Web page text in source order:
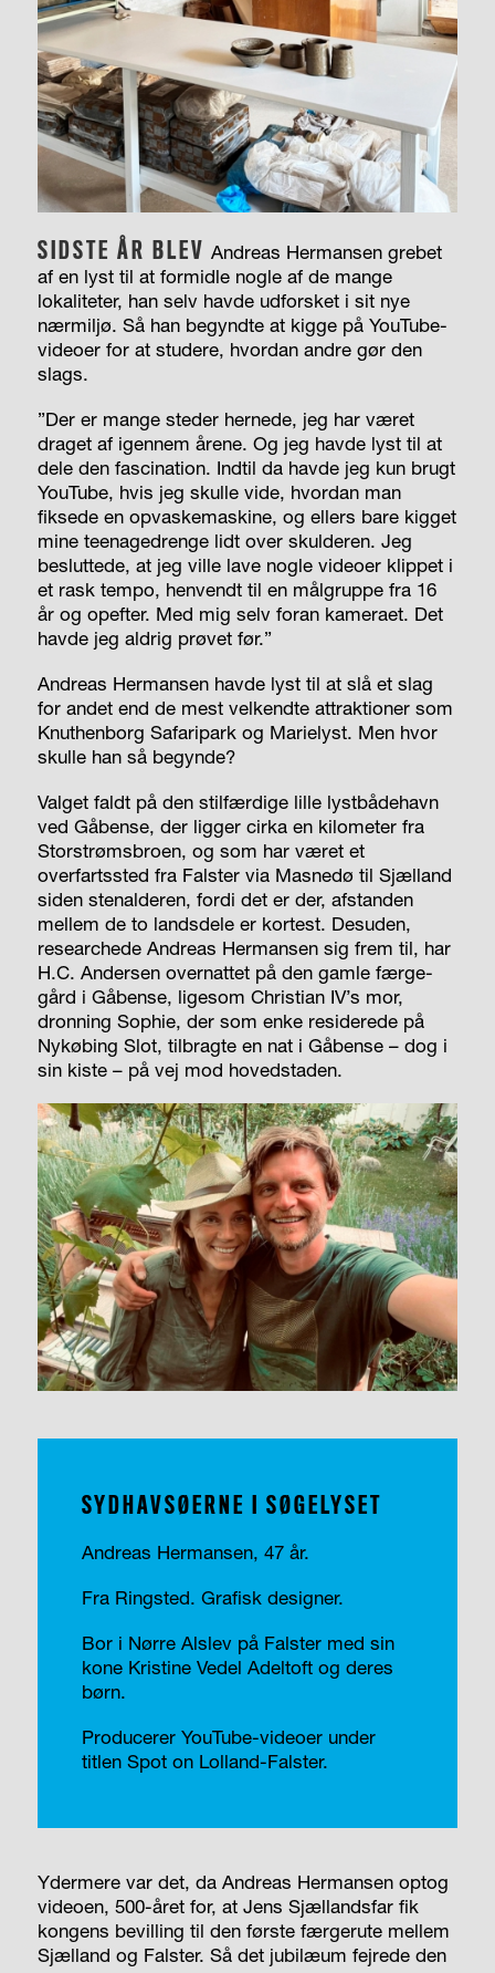
SIDSTE ÅR BLEV Andreas Hermansen grebet
af en lyst til at formidle nogle af de mange
lokaliteter, han selv havde udforsket i sit nye
nærmiljø. Så han begyndte at kigge på You­Tube-
videoer for at studere, hvordan andre gør den
slags.
”Der er mange steder hernede, jeg har været
draget af igennem årene. Og jeg havde lyst til at
dele den fascination. Indtil da havde jeg kun brugt
YouTube, hvis jeg skulle vide, hvordan man
fiksede en opvaskemaskine, og ellers bare kigget
mine teenagedrenge lidt over skulderen. Jeg
besluttede, at jeg ville lave nogle videoer klippet i
et rask tempo, henvendt til en målgruppe fra 16
år og opefter. Med mig selv foran kameraet. Det
havde jeg aldrig prøvet før.”
Andreas Hermansen havde lyst til at slå et slag
for andet end de mest velkendte attraktioner som
Knuthenborg Safaripark og Marielyst. Men hvor
skulle han så begynde?
Valget faldt på den stilfærdige lille lystbådehavn
ved Gåbense, der ligger cirka en kilometer fra
Storstrømsbroen, og som har været et
overfartssted fra Falster via Masnedø til Sjælland
siden stenalderen, fordi det er der, afstanden
mellem de to landsdele er kortest. Desuden,
researchede Andreas Hermansen sig frem til, har
H.C. Andersen overnattet på den gamle færge­
gård i Gåbense, ligesom Christian IV’s mor,
dronning Sophie, der som enke residerede på
Nykøbing Slot, tilbragte en nat i Gåbense – dog i
sin kiste – på vej mod hovedstaden.
SYDHAVSØERNE I SØGELYSET
Andreas Hermansen, 47 år.
Fra Ringsted. Grafisk designer.
Bor i Nørre Alslev på Falster med sin
kone Kristine Vedel Adeltoft og deres
børn.
Producerer YouTube-videoer under
titlen Spot on Lolland-Falster.
Ydermere var det, da Andreas Hermansen optog
videoen, 500-året for, at Jens Sjællandsfar fik
kongens bevilling til den første færgerute mellem
Sjælland og Falster. Så det jubilæum fejrede den